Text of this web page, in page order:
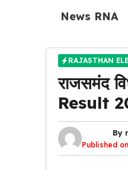
News RNA
RAJASTHAN
राजसमंद
Result
By
Published